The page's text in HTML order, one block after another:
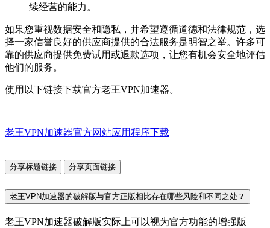
续经营的能力。
如果您重视数据安全和隐私，并希望遵循道德和法律规范，选
择一家信誉良好的供应商提供的合法服务是明智之举。许多可
靠的供应商提供免费试用或退款选项，让您有机会安全地评估
他们的服务。
使用以下链接下载官方老王VPN加速器。
老王VPN加速器官方网站应用程序下载
分享标题链接 分享页面链接
老王VPN加速器的破解版与官方正版相比存在哪些风险和不同之处？
老王VPN加速器破解版实际上可以视为官方功能的增强版